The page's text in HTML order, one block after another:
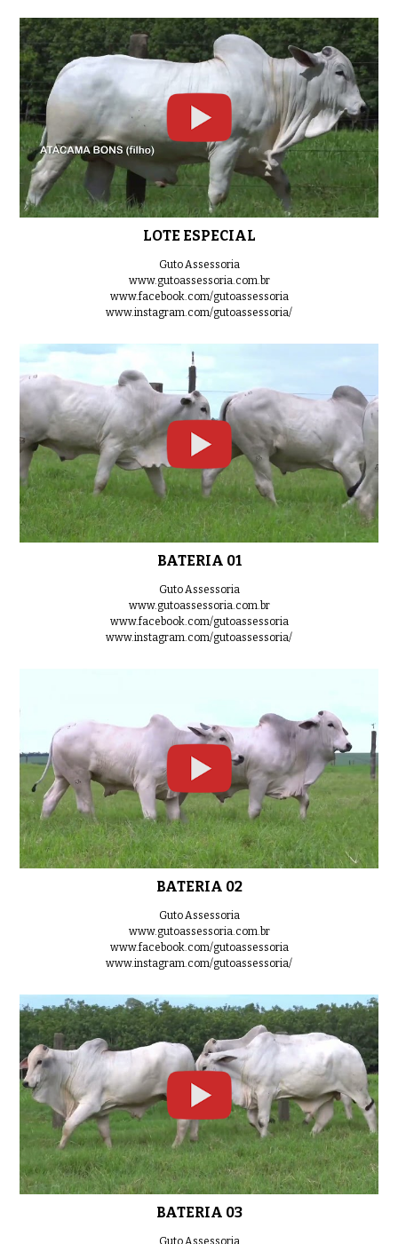
0:39 LOTE 07
0:33 LOTE 08
0:58 LOTE 09
0:33 LOTE 10
LOTE 11
0:32 LOTE 13
0:35 LOTE 16
LOTE ESPECIAL
Guto Assessoria
www.gutoassessoria.com.br
www.facebook.com/gutoassessoria
www.instagram.com/gutoassessoria/
BATERIA 01
Guto Assessoria
www.gutoassessoria.com.br
www.facebook.com/gutoassessoria
www.instagram.com/gutoassessoria/
BATERIA 02
Guto Assessoria
www.gutoassessoria.com.br
www.facebook.com/gutoassessoria
www.instagram.com/gutoassessoria/
BATERIA 03
Guto Assessoria